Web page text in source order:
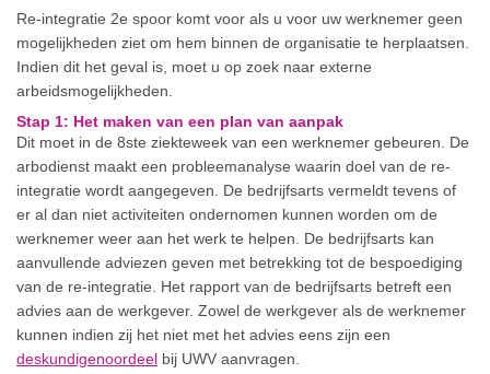
Re-integratie 2e spoor komt voor als u voor uw werknemer geen
mogelijkheden ziet om hem binnen de organisatie te herplaatsen.
Indien dit het geval is, moet u op zoek naar externe
arbeidsmogelijkheden.
Stap 1: Het maken van een plan van aanpak
Dit moet in de 8ste ziekteweek van een werknemer gebeuren. De
arbodienst maakt een probleemanalyse waarin doel van de re-
integratie wordt aangegeven. De bedrijfsarts vermeldt tevens of
er al dan niet activiteiten ondernomen kunnen worden om de
werknemer weer aan het werk te helpen. De bedrijfsarts kan
aanvullende adviezen geven met betrekking tot de bespoediging
van de re-integratie. Het rapport van de bedrijfsarts betreft een
advies aan de werkgever. Zowel de werkgever als de werknemer
kunnen indien zij het niet met het advies eens zijn een
deskundigenoordeel bij UWV aanvragen.